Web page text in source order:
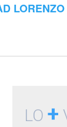
LORENZO
LO+